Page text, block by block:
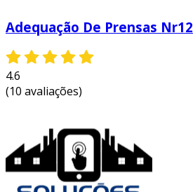
Adequação De Prensas Nr12
4.6
(10 avaliações)